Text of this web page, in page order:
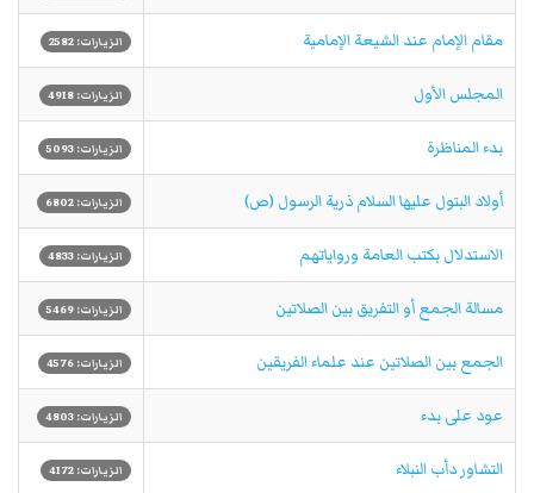
مقام الإمام عند الشيعة الإمامية الزيارات: 2582
المجلس الأول الزيارات: 4918
بدء المناظرة الزيارات: 5093
أولاد البتول عليها السلام ذرية الرسول (ص) الزيارات: 6802
الاستدلال بكتب العامة ورواياتهم الزيارات: 4833
مسالة الجمع أو التفريق بين الصلاتين الزيارات: 5469
الجمع بين الصلاتين عند علماء الفريقين الزيارات: 4576
عود على بدء الزيارات: 4803
التشاور دأب النبلاء الزيارات: 4172